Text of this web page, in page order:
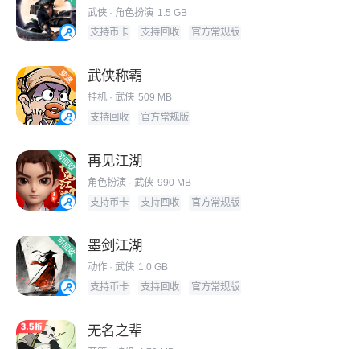
武侠 · 角色扮演 1.5 GB
支持币卡
支持回收 官方常规版
武侠称霸
挂机 · 武侠 509 MB
支持回收
官方常规版
再见江湖
角色扮演 · 武侠 990 MB
支持币卡
支持回收 官方常规版
墨剑江湖
动作 · 武侠 1.0 GB
支持币卡
支持回收 官方常规版
无名之辈